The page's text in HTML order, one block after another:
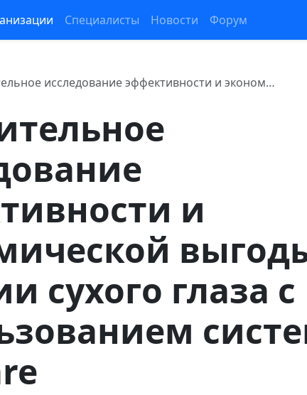
Специалисты Новости Форум
исследование эффективности и эконом…
и
сухого глаза с